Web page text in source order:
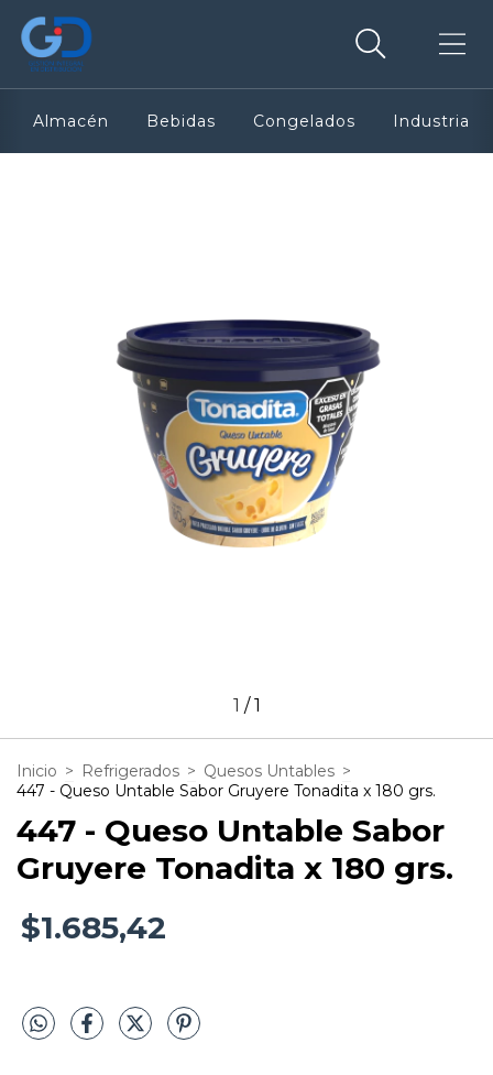
Almacén Bebidas Congelados Industria
1 /1
Inicio > Refrigerados > Quesos Untables >
447 - Queso Untable Sabor Gruyere Tonadita x 180 grs.
447 - Queso Untable Sabor
Gruyere Tonadita x 180 grs.
$1.685,42